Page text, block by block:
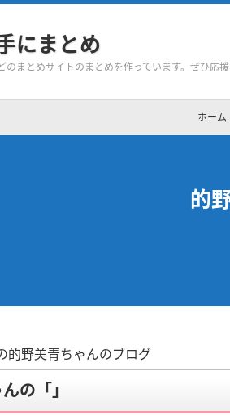
にまとめ
まとめサイトのまとめを作っています。ぜひ応援
ホーム
的
的野美青ちゃんのブログ
の「」